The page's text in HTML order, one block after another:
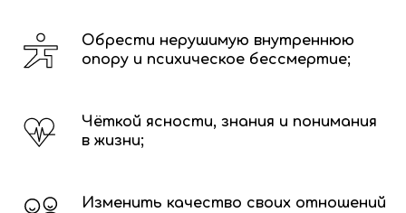
Обрести нерушимую внутреннюю
опору и психическое бессмертие;
Чёткой ясности, знания и понимания
в жизни;
Изменить качество своих отношений